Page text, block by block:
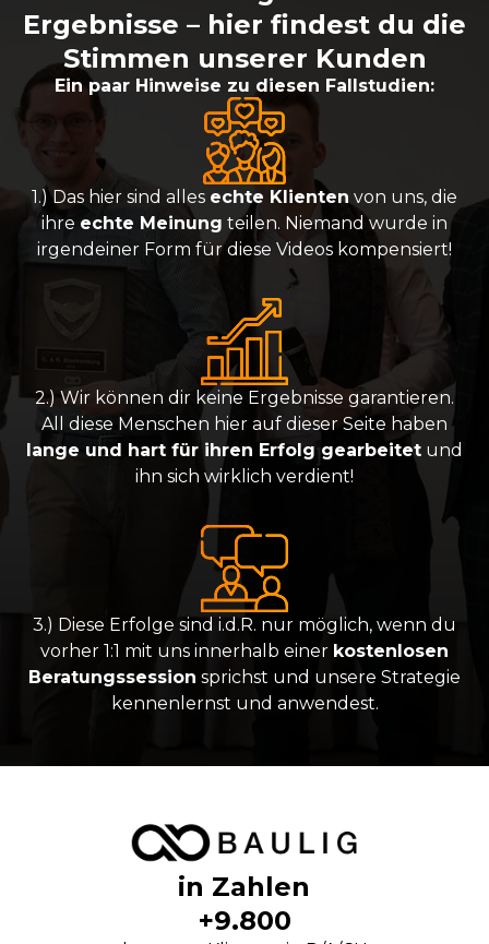
Ergebnisse – hier findest du die
Stimmen unserer Kunden
Ein paar Hinweise zu diesen Fallstudien:
1.) Das hier sind alles echte Klienten von uns, die
ihre echte Meinung teilen. Niemand wurde in
irgendeiner Form für diese Videos kompensiert!
2.) Wir können dir keine Ergebnisse garantieren.
All diese Menschen hier auf dieser Seite haben
lange und hart für ihren Erfolg gearbeitet und
ihn sich wirklich verdient!
3.) Diese Erfolge sind i.d.R. nur möglich, wenn du
vorher 1:1 mit uns innerhalb einer kostenlosen
Beratungssession sprichst und unsere Strategie
kennenlernst und anwendest.
in Zahlen
+9.800